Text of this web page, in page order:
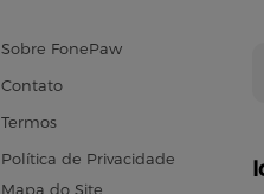
Sobre FonePaw
Contato
Termos
Política de Privacidade
Mapa do Site